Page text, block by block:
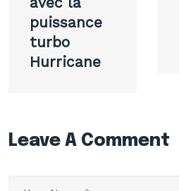
puissance
turbo
Hurricane
Leave A Comment